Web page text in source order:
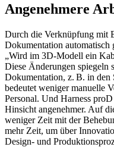
Angenehmere
Durch die Verknüpfung mit
Dokumentation automatisch
„Wird im 3D-Modell ein
Diese Änderungen spiegeln
Dokumentation, z. B. in den
bedeutet weniger manuelle
Personal. Und Harness
Hinsicht angenehmer. Auf
weniger Zeit mit der
mehr Zeit, um über
Design- und